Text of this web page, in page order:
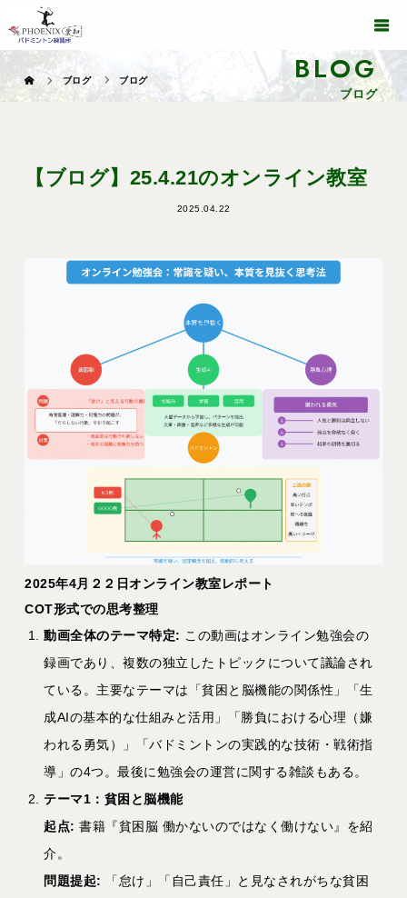
BLOG
ブログ
ブログ ブログ
【ブログ】25.4.21のオンライン教室
2025.04.22
2025年4月２２日オンライン教室レポート
COT形式での思考整理
動画全体のテーマ特定: この動画はオンライン勉強会の
録画であり、複数の独立したトピックについて議論され
ている。主要なテーマは「貧困と脳機能の関係性」「生
成AIの基本的な仕組みと活用」「勝負における心理（嫌
われる勇気）」「バドミントンの実践的な技術・戦術指
導」の4つ。最後に勉強会の運営に関する雑談もある。
テーマ1 ：貧困と脳機能
起点: 書籍『貧困脳 働かないのではなく働けない』を紹
介。
問題提起:
「怠け」「自己責任」と見なされがちな貧困